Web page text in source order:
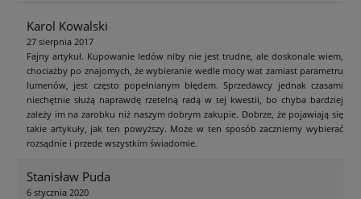
Karol Kowalski
27 sierpnia 2017
Fajny artykuł. Kupowanie ledów niby nie jest trudne, ale doskonale wiem,
chociażby po znajomych, że wybieranie wedle mocy wat zamiast parametru
lumenów, jest często popełnianym błędem. Sprzedawcy jednak czasami
niechętnie służą naprawdę rzetelną radą w tej kwestii, bo chyba bardziej
zależy im na zarobku niż naszym dobrym zakupie. Dobrze, że pojawiają się
takie artykuły, jak ten powyższy. Może w ten sposób zaczniemy wybierać
rozsądnie i przede wszystkim świadomie.
Stanisław Puda
6 stycznia 2020